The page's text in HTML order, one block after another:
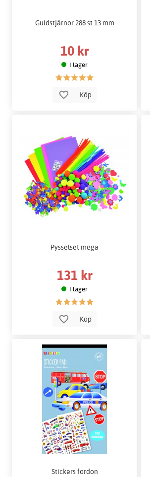
Guldstjärnor 288 st 13 mm
10 kr
I lager
Köp
Pysselset mega
131 kr
I lager
Köp
Stickers fordon